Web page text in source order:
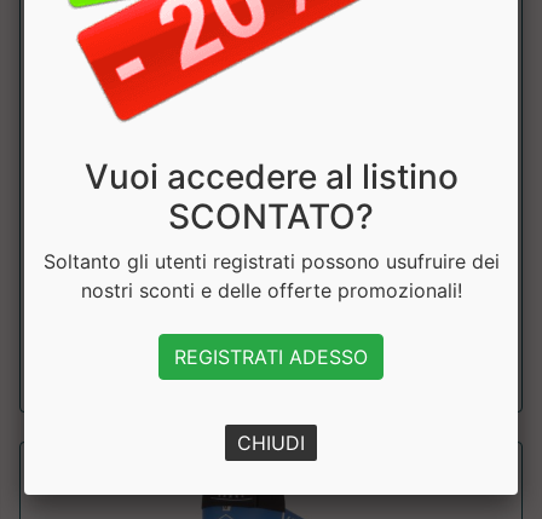
PARATIBIA LEONE X IUTER PT01IU
Leone
Paratibia dal design originale, assicura protezione e
resistenza professionale. Prezzo sco...
a partire da € 62.91
Vuoi accedere al listino
SCONTATO?
Soltanto gli utenti registrati possono usufruire dei
nostri sconti e delle offerte promozionali!
REGISTRATI ADESSO
CHIUDI